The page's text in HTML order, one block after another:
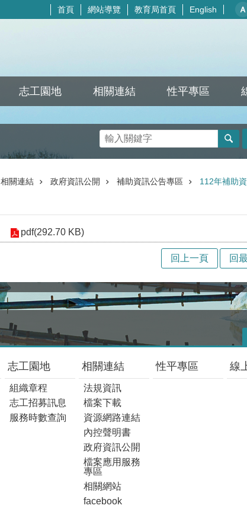
首頁 網站導覽 教育局首頁 English
志工園地 相關連結 性平專區
搜尋
相關連結 政府資訊公開 補助資訊公告專區 112年補助
pdf(292.70 KB)
回上一頁 回
志工園地
組織章程
志工招募訊息
服務時數查詢
相關連結
法規資訊
檔案下載
資源網路連結
內控聲明書
政府資訊公開
檔案應用服務
專區
相關網站
facebook
性平專區 線